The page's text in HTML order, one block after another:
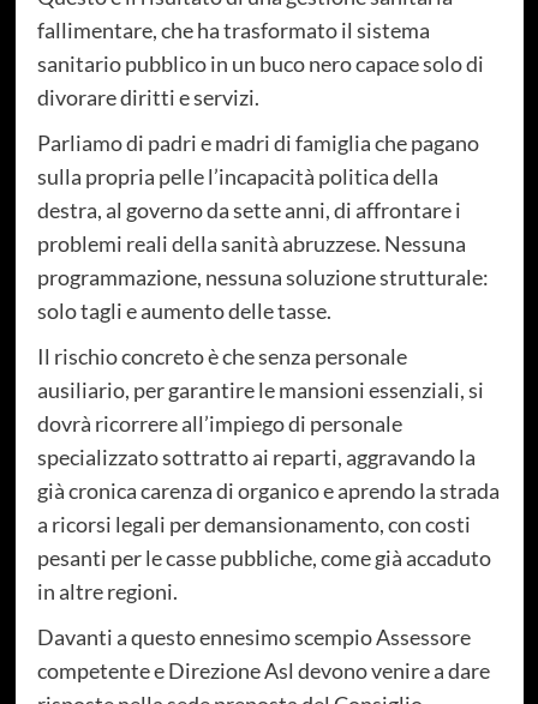
fallimentare, che ha trasformato il sistema
sanitario pubblico in un buco nero capace solo di
divorare diritti e servizi.
Parliamo di padri e madri di famiglia che pagano
sulla propria pelle l’incapacità politica della
destra, al governo da sette anni, di affrontare i
problemi reali della sanità abruzzese. Nessuna
programmazione, nessuna soluzione strutturale:
solo tagli e aumento delle tasse.
Il rischio concreto è che senza personale
ausiliario, per garantire le mansioni essenziali, si
dovrà ricorrere all’impiego di personale
specializzato sottratto ai reparti, aggravando la
già cronica carenza di organico e aprendo la strada
a ricorsi legali per demansionamento, con costi
pesanti per le casse pubbliche, come già accaduto
in altre regioni.
Davanti a questo ennesimo scempio Assessore
competente e Direzione Asl devono venire a dare